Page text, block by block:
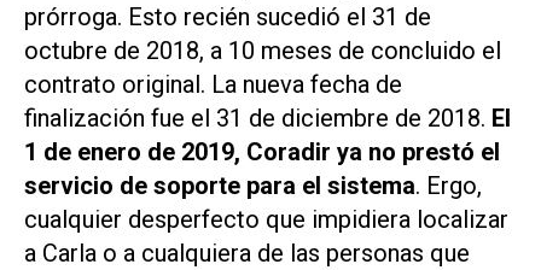
prórroga. Esto recién sucedió el 31 de
octubre de 2018, a 10 meses de concluido el
contrato original. La nueva fecha de
finalización fue el 31 de diciembre de 2018. El
1 de enero de 2019, Coradir ya no prestó el
servicio de soporte para el sistema. Ergo,
cualquier desperfecto que impidiera localizar
a Carla o a cualquiera de las personas que